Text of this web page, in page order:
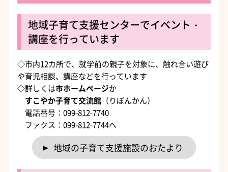
地域子育て支援センターでイベント・
講座を行っています
◇市内12カ所で、就学前の親子を対象に、触れ合い遊び
や育児相談、講座などを行っています
◇詳しくは市ホームページか
すこやか子育て交流館 （りぼんかん）
電話番号：099-812-7740
ファクス：099-812-7744へ
地域の子育て支援施設のおたより